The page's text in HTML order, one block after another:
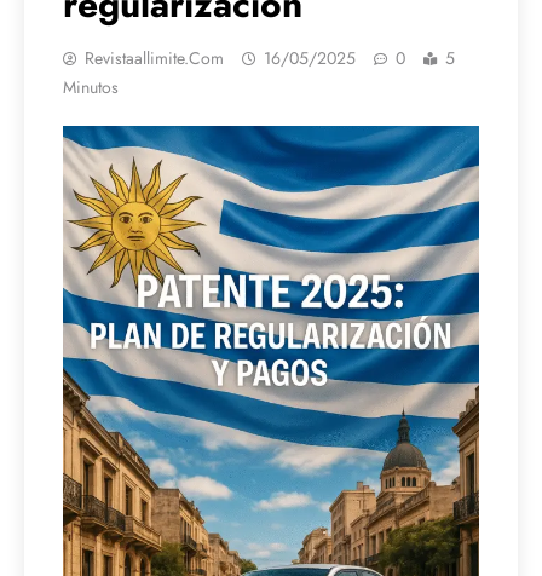
Revistaallimite.com 16/05/2025 0
5
Minutos